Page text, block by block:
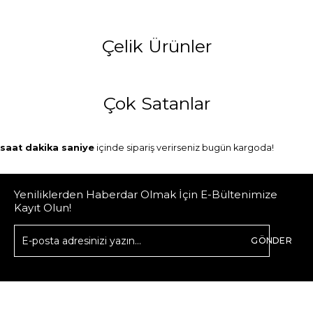
Çelik Ürünler
Çok Satanlar
saat dakika saniye içinde sipariş verirseniz bugün kargoda!
Yeniliklerden Haberdar Olmak İçin E-Bültenimize
Kayıt Olun!
GÖNDER